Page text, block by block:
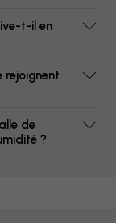
t-il en
rejoignent
de
?